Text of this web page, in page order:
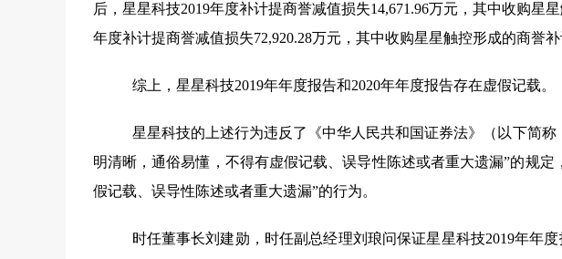
后，星星科技2019年度补计提商誉减值损失14,671.96万元，其中收购星
年度补计提商誉减值损失72,920.28万元，其中收购星星触控形成的商誉
综上，星星科技2019年年度报告和2020年年度报告存在虚假记载。
星星科技的上述行为违反了《中华人民共和国证券法》（以下简
明清晰，通俗易懂，不得有虚假记载、误导性陈述或者重大遗漏”的规
假记载、误导性陈述或者重大遗漏”的行为。
时任董事长刘建勋，时任副总经理刘琅问保证星星科技2019年年度